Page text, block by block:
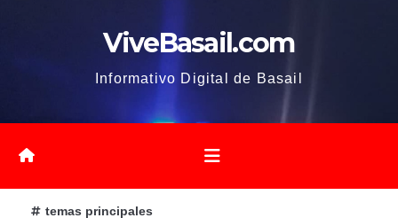
ViveBasail.com
Informativo Digital de Basail
temas principales